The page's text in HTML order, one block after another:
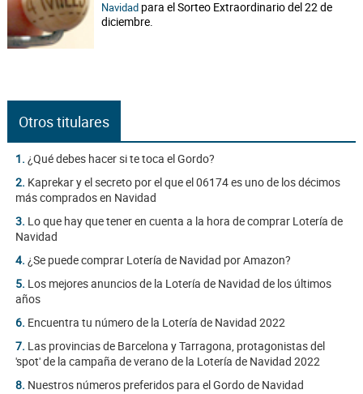
Navidad para el Sorteo Extraordinario del 22 de
diciembre.
Otros titulares
1. ¿Qué debes hacer si te toca el Gordo?
2. Kaprekar y el secreto por el que el 06174 es uno de los décimos
más comprados en Navidad
3. Lo que hay que tener en cuenta a la hora de comprar Lotería de
Navidad
4. ¿Se puede comprar Lotería de Navidad por Amazon?
5. Los mejores anuncios de la Lotería de Navidad de los últimos
años
6. Encuentra tu número de la Lotería de Navidad 2022
7. Las provincias de Barcelona y Tarragona, protagonistas del
'spot' de la campaña de verano de la Lotería de Navidad 2022
8. Nuestros números preferidos para el Gordo de Navidad